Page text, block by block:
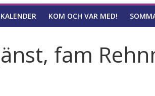
KALENDER KOM OCH VAR MED!
fam